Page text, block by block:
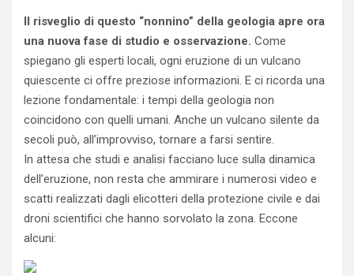
Il risveglio di questo “nonnino” della geologia apre ora
una nuova fase di studio e osservazione. Come
spiegano gli esperti locali, ogni eruzione di un vulcano
quiescente ci offre preziose informazioni. E ci ricorda una
lezione fondamentale: i tempi della geologia non
coincidono con quelli umani. Anche un vulcano silente da
secoli può, all’improvviso, tornare a farsi sentire.
In attesa che studi e analisi facciano luce sulla dinamica
dell’eruzione, non resta che ammirare i numerosi video e
scatti realizzati dagli elicotteri della protezione civile e dai
droni scientifici che hanno sorvolato la zona. Eccone
alcuni: